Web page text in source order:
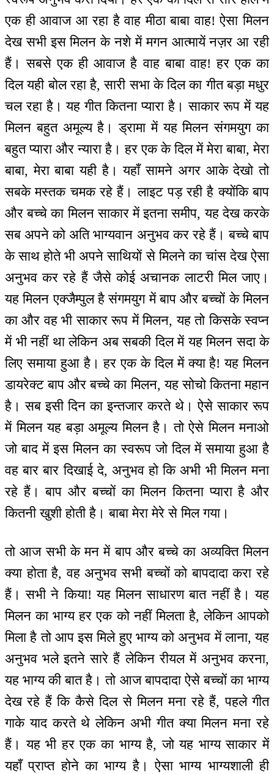
एक ही आवाज आ रहा है वाह मीठा बाबा वाह! ऐसा मिलन
देख सभी इस मिलन के नशे में मगन आत्मायें नज़र आ रही
हैं। सबसे एक ही आवाज है वाह बाबा वाह! हर एक का
दिल यही बोल रहा है, सारी सभा के दिल का गीत बड़ा मधुर
चल रहा है। यह गीत कितना प्यारा है। साकार रूप में यह
मिलन बहुत अमूल्य है। ड्रामा में यह मिलन संगमयुग का
बहुत प्यारा और न्यारा है। हर एक के दिल में मेरा बाबा, मेरा
बाबा, मेरा बाबा यही है। यहाँ सामने अगर आके देखो तो
सबके मस्तक चमक रहे हैं। लाइट पड़ रही है क्योंकि बाप
और बच्चे का मिलन साकार में इतना समीप, यह देख करके
सब अपने को अति भाग्यवान अनुभव कर रहे हैं। बच्चे बाप
के साथ होते भी अपने साथियों से मिलने का चांस देख ऐसा
अनुभव कर रहे हैं जैसे कोई अचानक लाटरी मिल जाए।
यह मिलन एक्जैम्पुल है संगमयुग में बाप और बच्चों के मिलन
का और वह भी साकार रूप में मिलन, यह तो किसके स्वप्न
में भी नहीं था लेकिन अब सबकी दिल में यह मिलन सदा के
लिए समाया हुआ है। हर एक के दिल में क्या है! यह मिलन
डायरेक्ट बाप और बच्चे का मिलन, यह सोचो कितना महान
है। सब इसी दिन का इन्तजार करते थे। ऐसे साकार रूप
में मिलन यह बड़ा अमूल्य मिलन है। तो ऐसे मिलन मनाओ
जो बाद में इस मिलन का स्वरूप जो दिल में समाया हुआ है
वह बार बार दिखाई दे, अनुभव हो कि अभी भी मिलन मना
रहे हैं। बाप और बच्चों का मिलन कितना प्यारा है और
कितनी खुशी होती है। बाबा मेरा मेरे से मिल गया।
तो आज सभी के मन में बाप और बच्चे का अव्यक्ति मिलन
क्या होता है, वह अनुभव सभी बच्चों को बापदादा करा रहे
हैं। सभी ने किया! यह मिलन साधारण बात नहीं है। यह
मिलन का भाग्य हर एक को नहीं मिलता है, लेकिन आपको
मिला है तो आप इस मिले हुए भाग्य को अनुभव में लाना, यह
अनुभव भले इतने सारे हैं लेकिन रीयल में अनुभव करना,
यह भाग्य की बात है। तो आज बापदादा ऐसे बच्चों का भाग्य
देख रहे हैं कि कैसे दिल से मिलन मना रहे हैं, पहले गीत
गाके याद करते थे लेकिन अभी गीत क्या मिलन मना रहे
हैं। यह भी हर एक का भाग्य है, जो यह भाग्य साकार में
यहाँ प्राप्त होने का भाग्य है। ऐसा भाग्य भाग्यशाली ही